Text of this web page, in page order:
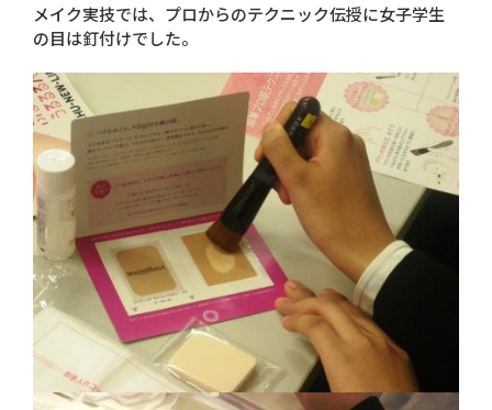
メイク実技では、プロからのテクニック伝授に女子学生
の目は釘付けでした。